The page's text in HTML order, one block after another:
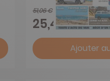
51,06 €
25,42 €
Ajouter